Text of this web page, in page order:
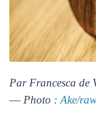
Par Francesca de
― Photo : Ake/